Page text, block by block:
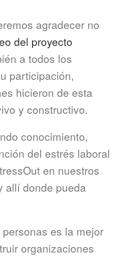
agradecer no
del proyecto
a todos los
participación,
hicieron de esta
y constructivo.
conocimiento,
del estrés laboral
en nuestros
allí donde pueda
es la mejor
organizaciones